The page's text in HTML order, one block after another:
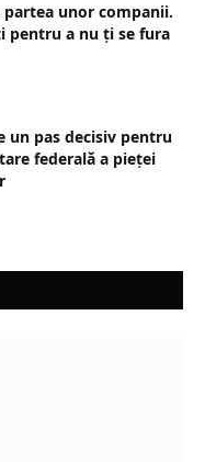
unor companii.
pentru a nu ți se fura
un pas decisiv pentru
federală a pieței